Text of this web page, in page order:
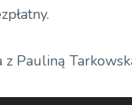
z Pauliną